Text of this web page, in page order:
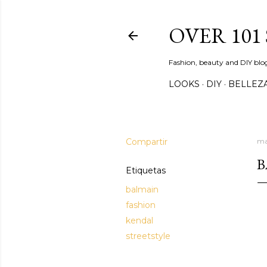
OVER
Fashion, beauty and DIY
LOOKS DIY
Compartir
Etiquetas
balmain
fashion
kendal
streetstyle